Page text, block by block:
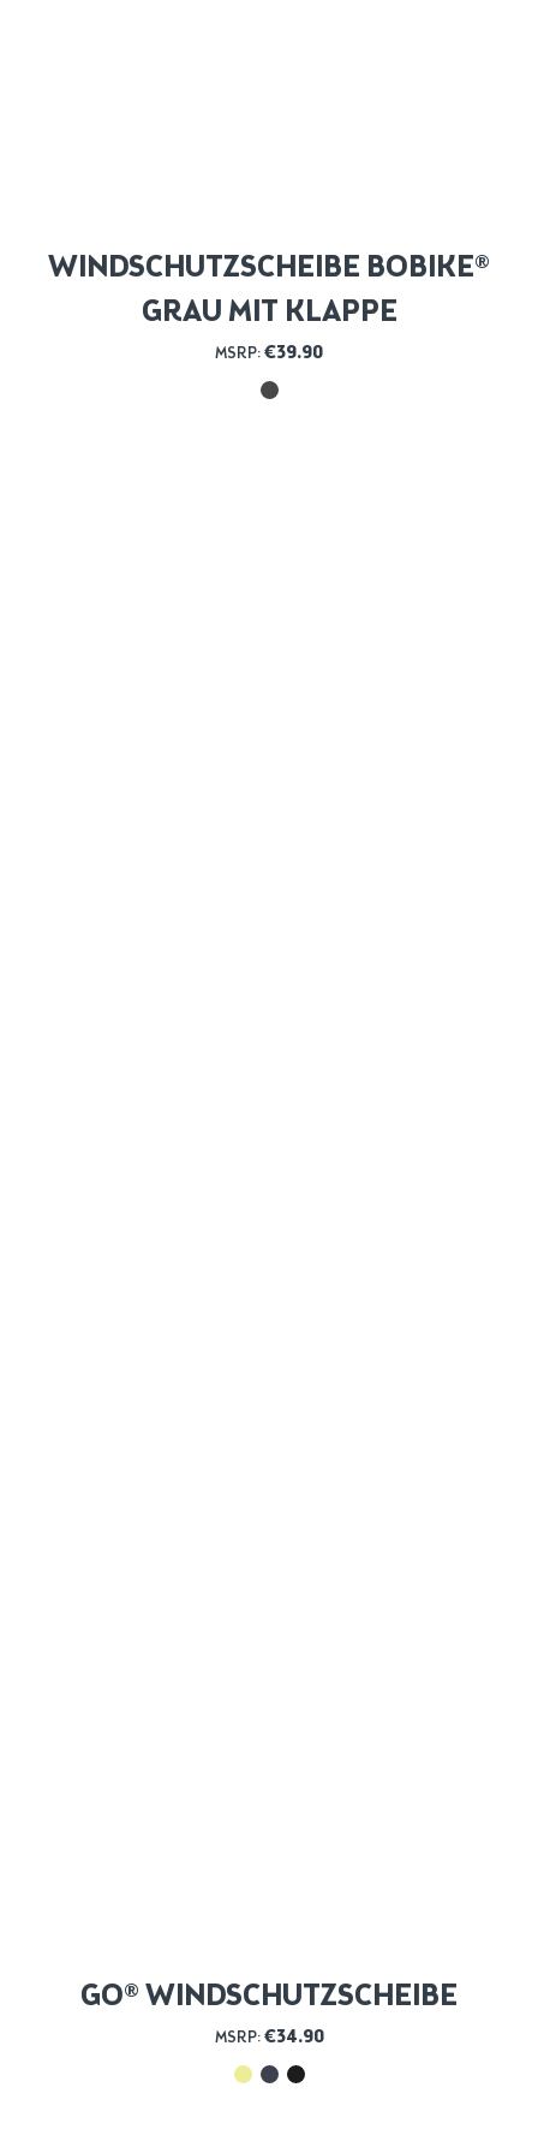
WINDSCHUTZSCHEIBE BOBIKE®
GRAU MIT KLAPPE
MSRP: €39.90
GO® WINDSCHUTZSCHEIBE
MSRP: €34.90